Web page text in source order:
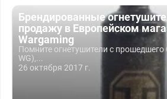
Брендированные
продажу в Европейском
Wargaming
Помните огнетушители c прошедшего
WG),...
26 октября 2017 г.